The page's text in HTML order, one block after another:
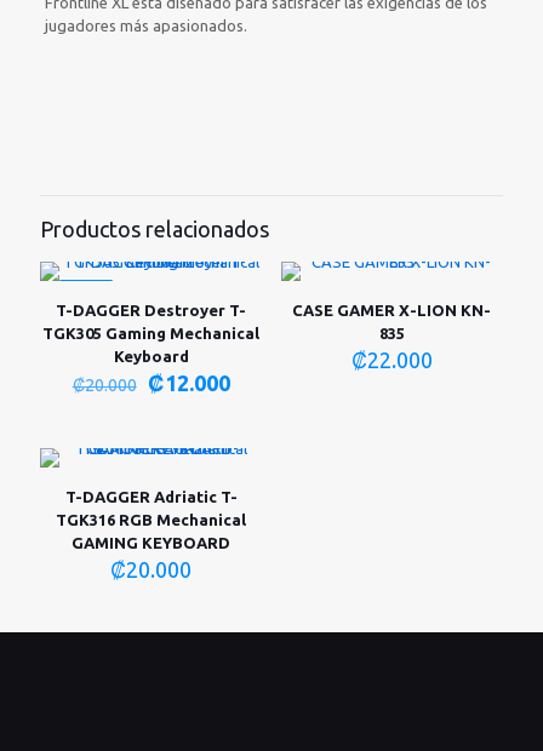
jugadores más apasionados.
Productos relacionados
T-DAGGER Destroyer T-
TGK305 Gaming Mechanical
Keyboard
₡20.000
El
era:
₡12.000El
es:
CASE GAMER X-LION KN-
835
₡22.000
T-DAGGER Adriatic T-
TGK316 RGB Mechanical
GAMING KEYBOARD
₡20.000